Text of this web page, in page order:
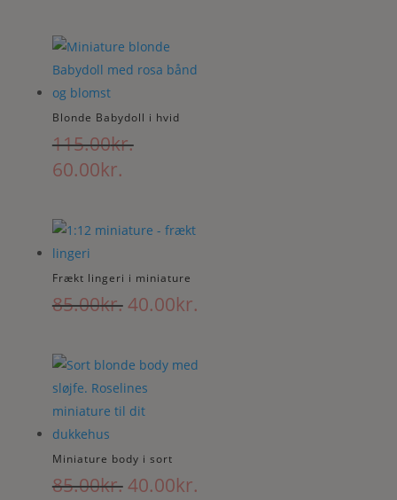
var:
85.00kr..
Blonde Babydoll i hvid
115.00kr.
Den
pris
var:
115.00kr..
60.00kr.
er:
Frækt lingeri i miniature
85.00kr.Den
var:
85.00kr..
40.00kr.
er:
Miniature body i sort
85.00kr.Den
40.00kr.